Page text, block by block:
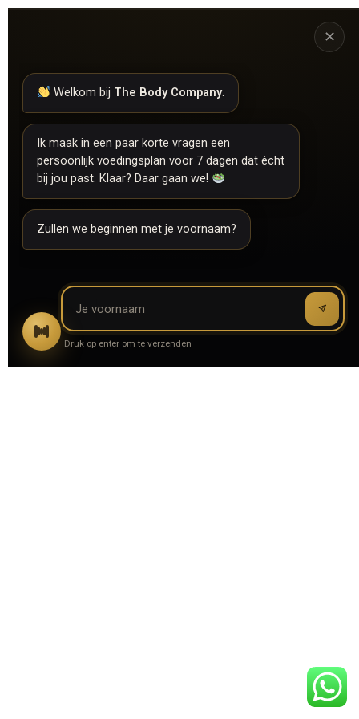
✕
Welkom bij The Body Company.
Ik maak in een paar korte vragen een
persoonlijk voedingsplan voor 7 dagen dat écht
bij jou past. Klaar? Daar gaan we!
Zullen we beginnen met je voornaam?
Druk op enter om te verzenden